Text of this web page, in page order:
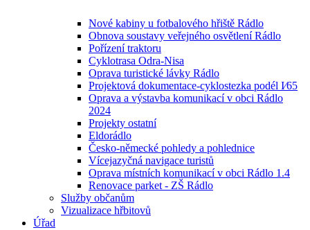
Nové kabiny u fotbalového hřiště Rádlo
Obnova soustavy veřejného osvětlení Rádlo
Pořízení traktoru
Cyklotrasa Odra-Nisa
Oprava turistické lávky Rádlo
Projektová dokumentace-cyklostezka podél I⁄65
Oprava a výstavba komunikací v obci Rádlo
2024
Projekty ostatní
Eldorádlo
Česko-německé pohledy a pohlednice
Vícejazyčná navigace turistů
Oprava místních komunikací v obci Rádlo 1.4
Renovace parket - ZŠ Rádlo
Služby občanům
Vizualizace hřbitovů
Úřad